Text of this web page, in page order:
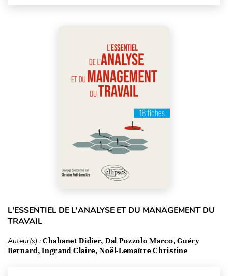
L'ESSENTIEL DE L'ANALYSE ET DU MANAGEMENT DU
TRAVAIL
Auteur(s) : Chabanet Didier, Dal Pozzolo Marco, Guéry
Bernard, Ingrand Claire, Noël-Lemaître Christine